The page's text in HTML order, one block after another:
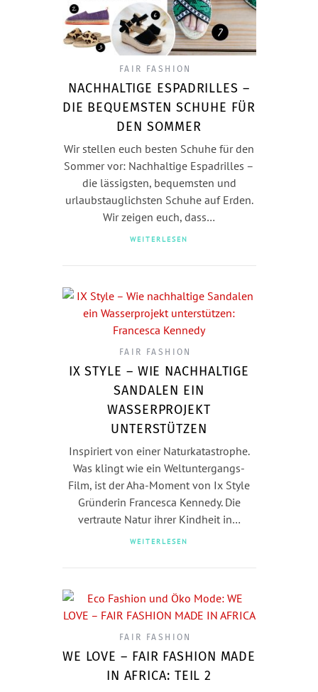
FAIR FASHION
NACHHALTIGE ESPADRILLES –
DIE BEQUEMSTEN SCHUHE FÜR
DEN SOMMER
Wir stellen euch besten Schuhe für den
Sommer vor: Nachhaltige Espadrilles –
die lässigsten, bequemsten und
urlaubstauglichsten Schuhe auf Erden.
Wir zeigen euch, dass…
WEITERLESEN
FAIR FASHION
IX STYLE – WIE NACHHALTIGE
SANDALEN EIN
WASSERPROJEKT
UNTERSTÜTZEN
Inspiriert von einer Naturkatastrophe.
Was klingt wie ein Weltuntergangs-
Film, ist der Aha-Moment von Ix Style
Gründerin Francesca Kennedy. Die
vertraute Natur ihrer Kindheit in…
WEITERLESEN
FAIR FASHION
WE LOVE – FAIR FASHION MADE
IN AFRICA: TEIL 2